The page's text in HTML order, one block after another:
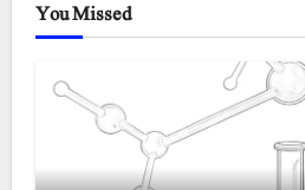
You Missed